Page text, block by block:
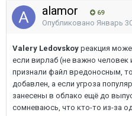
alamor 69
Опубликовано Январь
Valery Ledovskoy реакция
если вирлаб (не важно
признали файл вредоносным,
добавлен, а если угроза
занесены в облако ещё до
сомневаюсь, что кто-то из-за